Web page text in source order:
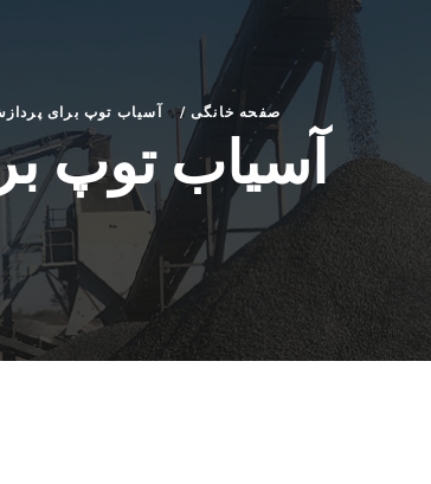
صفحه خانگی / آسیاب توپ برای
آسیاب توپ